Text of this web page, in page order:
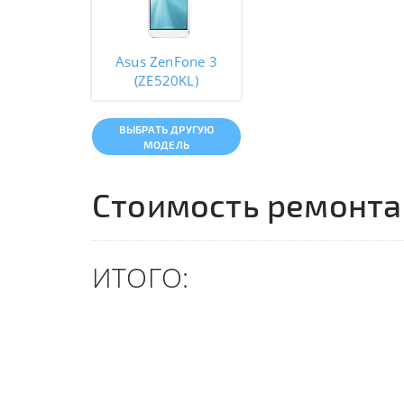
Asus ZenFone 3
(ZE520KL)
ВЫБРАТЬ ДРУГУЮ
МОДЕЛЬ
Стоимость ремонта
ИТОГО: